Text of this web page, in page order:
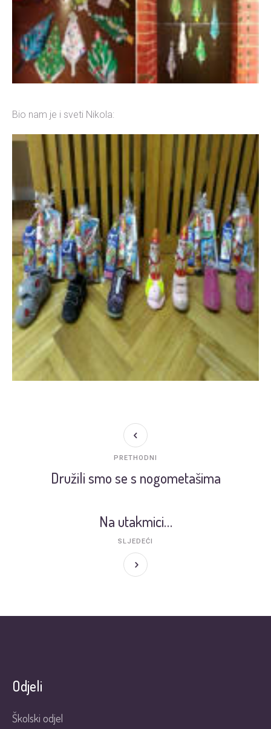
Bio nam je i sveti Nikola:
Družili smo se s nogometašima
PRETHODNI
Na utakmici…
SLJEDEĆI
Odjeli
Školski odjel